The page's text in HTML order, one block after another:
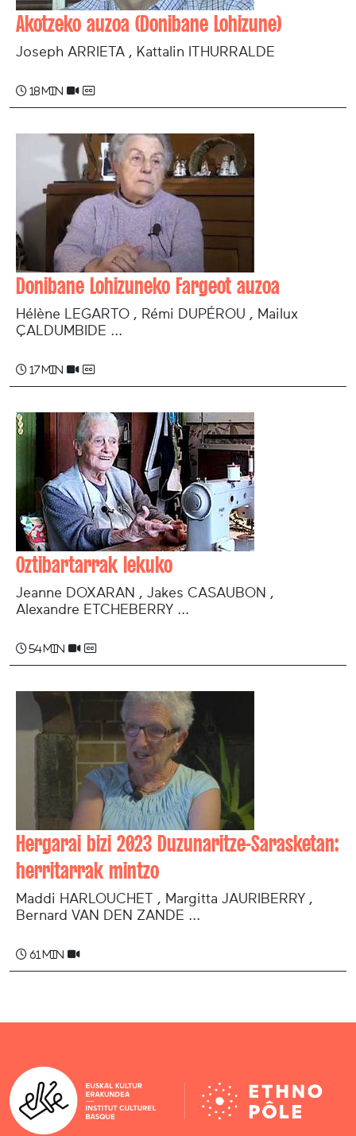
Akotzeko auzoa (Donibane Lohizune)
Joseph ARRIETA , Kattalin ITHURRALDE
18 min
Donibane Lohizuneko Fargeot auzoa
Hélène LEGARTO , Rémi DUPÉROU , Mailux
ÇALDUMBIDE ...
17 min
Oztibartarrak lekuko
Jeanne DOXARAN , Jakes CASAUBON ,
Alexandre ETCHEBERRY ...
54 min
Hergarai bizi 2023 Duzunaritze-Sarasketan:
herritarrak mintzo
Maddi HARLOUCHET , Margitta JAURIBERRY ,
Bernard VAN DEN ZANDE ...
61 min